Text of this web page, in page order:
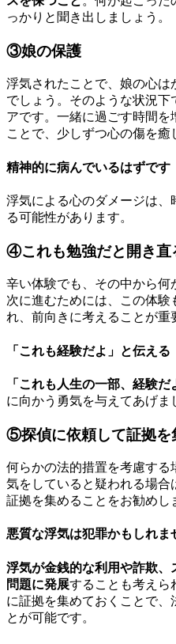
っかりと聞き出しましょう。
③娘の保護
浮気されたことで、娘の心は
でしょう。そのような状況
アです。一緒に過ごす時間
ことで、少しずつ心の傷を癒
精神的に病んでいるはずです
浮気による心のダメージは
る可能性があります。
④これも勉強だと開き直
辛い体験でも、その中から
次に進むためには、この体験
れ、前向きに考えることが重
「これも経験だよ」と伝える
「これも人生の一部、経験だ
に向かう勇気を与えてあげま
⑤探偵に依頼して証拠を
何らかの法的措置を考慮す
気をしていると疑われる場合
証拠を集めることをお勧めし
悪質な浮気は犯罪かもしれま
浮気が金銭的な利用や詐欺
問題に発展することも考えら
に証拠を集めておくことで、
とが可能です。